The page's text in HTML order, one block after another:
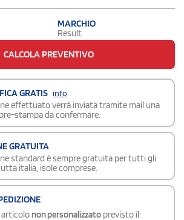
MARCHIO
Result
CALCOLA PREVENTIVO
GRATIS info
effettuato verrà inviata tramite mail una
stampa da confermare.
GRATUITA
standard è sempre gratuita per tutti gli
italia, isole comprese.
articolo non personalizzato previsto il: